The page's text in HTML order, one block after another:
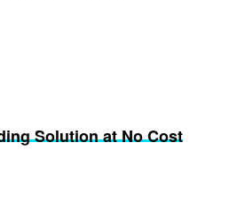
Solution at No Cost